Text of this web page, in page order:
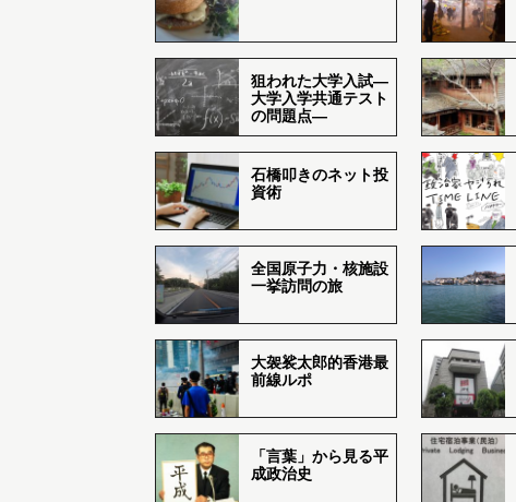
狙われた大学入試―
大学入学共通テスト
の問題点―
石橋叩きのネット投
資術
全国原子力・核施設
一挙訪問の旅
大袈裟太郎的香港最
前線ルポ
「言葉」から見る平
成政治史